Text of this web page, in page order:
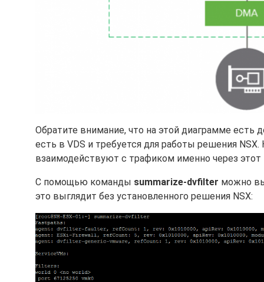
Обратите внимание, что на этой диаграмме
есть в VDS и требуется для работы решения
взаимодействуют с трафиком именно через этот
С помощью команды summarize-dvfilter можно
это выглядит без установленного решения NSX: